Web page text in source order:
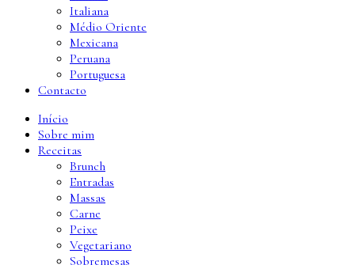
Italiana
Médio Oriente
Mexicana
Peruana
Portuguesa
Contacto
Início
Sobre mim
Receitas
Brunch
Entradas
Massas
Carne
Peixe
Vegetariano
Sobremesas